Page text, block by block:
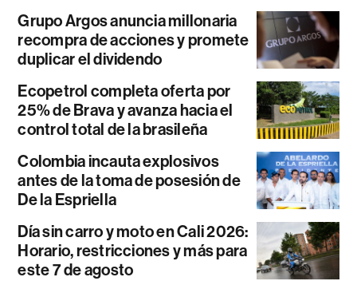
Grupo Argos anuncia millonaria
recompra de acciones y promete
duplicar el dividendo
Ecopetrol completa oferta por
25% de Brava y avanza hacia el
control total de la brasileña
Colombia incauta explosivos
antes de la toma de posesión de
De la Espriella
Día sin carro y moto en Cali 2026:
Horario, restricciones y más para
este 7 de agosto